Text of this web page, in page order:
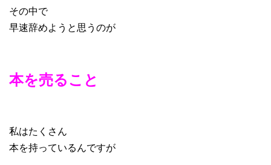
その中で
早速辞めようと思うのが
本を売ること
私はたくさん
本を持っているんですが